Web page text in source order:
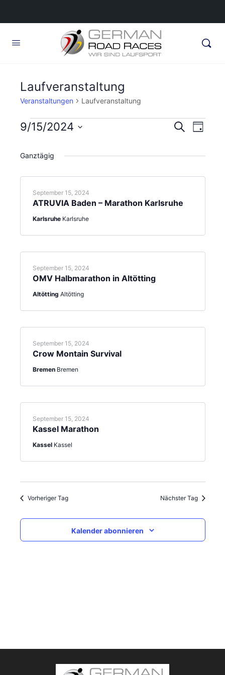
Laufveranstaltung
Veranstaltungen Laufveranstaltung
Veranstaltungen
September
15,
2024
und
SucheTag
9/15/2024
wählen.
Ganztägig
ATRUVIA Baden – Marathon Karlsruhe
September 15, 2024
Karlsruhe Karlsruhe
OMV Halbmarathon in Altötting
September 15, 2024
Altötting Altötting
Crow Montain Survival
September 15, 2024
Bremen Bremen
Kassel Marathon
September 15, 2024
Kassel Kassel
Vorheriger Tag Nächster Tag
Kalender abonnieren